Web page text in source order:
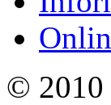
© 2010